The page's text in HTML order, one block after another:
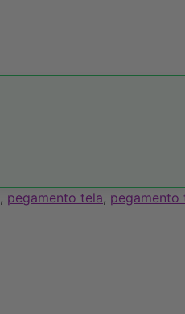
, pegamento tela, pegamento